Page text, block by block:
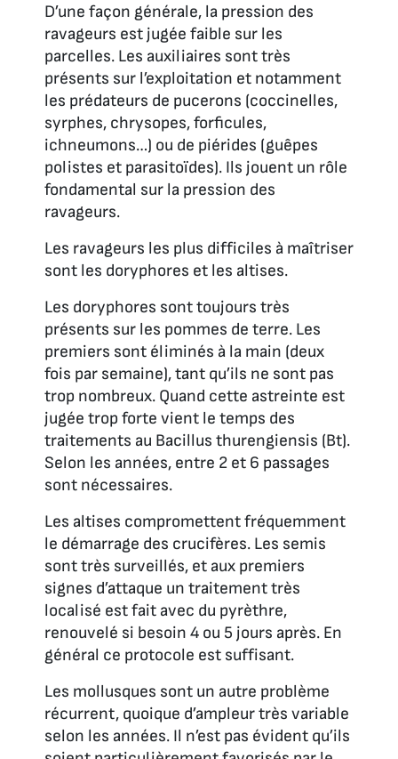
D’une façon générale, la pression des
ravageurs est jugée faible sur les
parcelles. Les auxiliaires sont très
présents sur l’exploitation et notamment
les prédateurs de pucerons (coccinelles,
syrphes, chrysopes, forficules,
ichneumons…) ou de piérides (guêpes
polistes et parasitoïdes). Ils jouent un rôle
fondamental sur la pression des
ravageurs.
Les ravageurs les plus difficiles à maîtriser
sont les doryphores et les altises.
Les doryphores sont toujours très
présents sur les pommes de terre. Les
premiers sont éliminés à la main (deux
fois par semaine), tant qu’ils ne sont pas
trop nombreux. Quand cette astreinte est
jugée trop forte vient le temps des
traitements au Bacillus thurengiensis (Bt).
Selon les années, entre 2 et 6 passages
sont nécessaires.
Les altises compromettent fréquemment
le démarrage des crucifères. Les semis
sont très surveillés, et aux premiers
signes d’attaque un traitement très
localisé est fait avec du pyrèthre,
renouvelé si besoin 4 ou 5 jours après. En
général ce protocole est suffisant.
Les mollusques sont un autre problème
récurrent, quoique d’ampleur très variable
selon les années. Il n’est pas évident qu’ils